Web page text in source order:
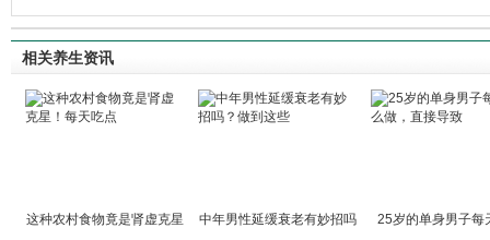
相关养生资讯
这种农村食物竟是肾虚克星 中年男性延缓衰老有妙招吗
25岁的单身男子每